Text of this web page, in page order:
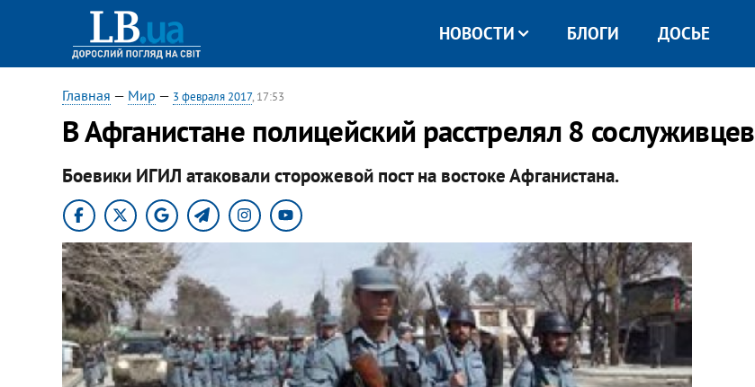
НОВОСТИ БЛОГИ ДОСЬЕ
Главная — Мир — 3 февраля 2017, 17:53
​В Афганистане полицейский расстрелял 8 сослуживцев
Боевики ИГИЛ атаковали сторожевой пост на востоке Афганистана.